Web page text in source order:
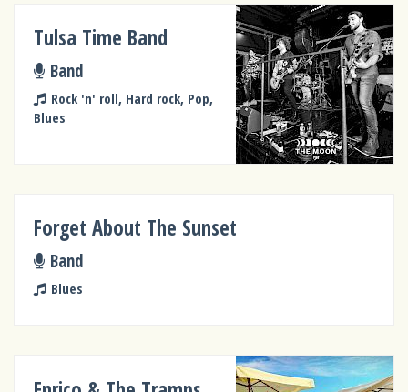
Tulsa Time Band
Band
Rock 'n' roll, Hard rock, Pop,
Blues
Forget About The Sunset
Band
Blues